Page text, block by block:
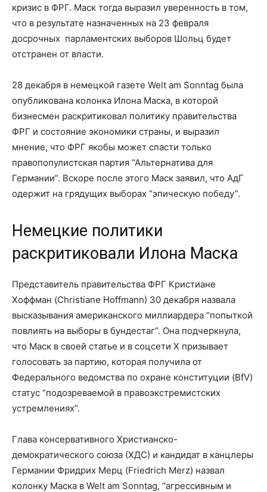
кризис в ФРГ. Маск тогда выразил уверенность в том,
что в результате назначенных на 23 февраля
досрочных парламентских выборов Шольц будет
отстранен от власти.
28 декабря в немецкой газете Welt am Sonntag была
опубликована колонка Илона Маска, в которой
бизнесмен раскритиковал политику правительства
ФРГ и состояние экономики страны, и выразил
мнение, что ФРГ якобы может спасти только
правопопулистская партия “Альтернатива для
Германии”. Вскоре после этого Маск заявил, что АдГ
одержит на грядущих выборах “эпическую победу”.
Немецкие политики
раскритиковали Илона Маска
Представитель правительства ФРГ Кристиане
Хоффман (Christiane Hoffmann) 30 декабря назвала
высказывания американского миллиардера “попыткой
повлиять на выборы в бундестаг”. Она подчеркнула,
что Маск в своей статье и в соцсети X призывает
голосовать за партию, которая получила от
Федерального ведомства по охране конституции (BfV)
статус “подозреваемой в правоэкстремистских
устремлениях”.
Глава консервативного Христианско-
демократического союза (ХДС) и кандидат в канцлеры
Германии Фридрих Мерц (Friedrich Merz) назвал
колонку Маска в Welt am Sonntag, “агрессивным и